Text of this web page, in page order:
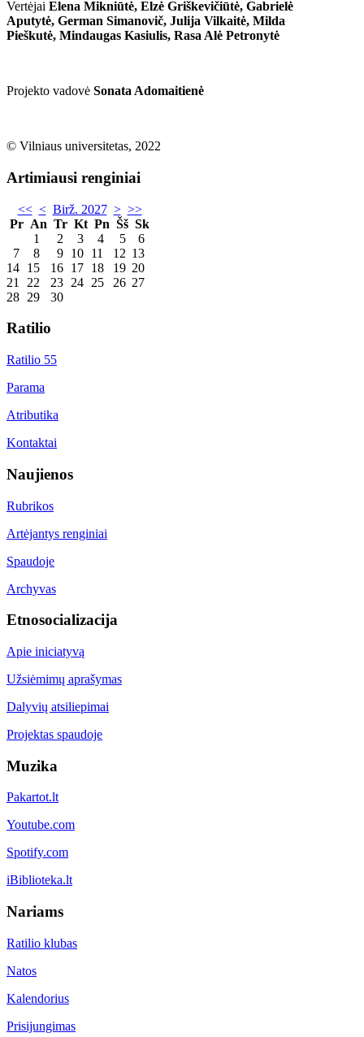
Vertėjai Elena Mikniūtė, Elzė Griškevičiūtė, Gabrielė
Aputytė, German Simanovič, Julija Vilkaitė, Milda
Pieškutė, Mindaugas Kasiulis, Rasa Alė Petronytė
Projekto vadovė Sonata Adomaitienė
© Vilniaus universitetas, 2022
Artimiausi renginiai
<< < Birž. 2027 > >>
Pr An Tr Kt Pn Šš Sk
1
2 3 4 5
6
7
8 9 10 11 12 13
14 15 16 17 18 19 20
21
22 23 24 25 26 27
28 29 30
Ratilio
Ratilio 55
Parama
Atributika
Kontaktai
Naujienos
Rubrikos
Artėjantys renginiai
Spaudoje
Archyvas
Etnosocializacija
Apie iniciatyvą
Užsiėmimų aprašymas
Dalyvių atsiliepimai
Projektas spaudoje
Muzika
Pakartot.lt
Youtube.com
Spotify.com
iBiblioteka.lt
Nariams
Ratilio klubas
Natos
Kalendorius
Prisijungimas